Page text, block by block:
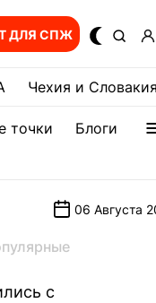
ДЛЯ СПЖ
Чехия и Словакия
точки Блоги
06 Августа
с